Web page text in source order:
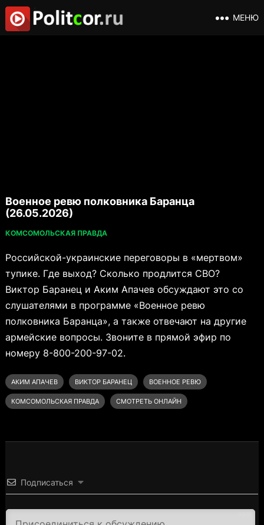
МЕНЮ
Военное ревю полковника Баранца
(26.05.2026)
КОМСОМОЛЬСКАЯ ПРАВДА
Российской-украинские переговоры в «мертвом»
тупике. Где выход? Сколько продлится СВО?
Виктор Баранец и Аким Апачев обсуждают это со
слушателями в программе «Военное ревю
полковника Баранца», а также отвечают на другие
армейские вопросы. Звоните в прямой эфир по
номеру 8-800-200-97-02.
АКИМ АПАЧЕВ ВИКТОР БАРАНЕЦ ВОЕННОЕ РЕВЮ
КОМСОМОЛЬСКАЯ ПРАВДА СМОТРЕТЬ ОНЛАЙН
Подписаться